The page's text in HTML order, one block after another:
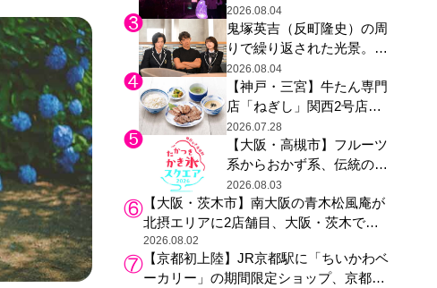
チームラボが「夏休みの自
由研究の課題に」と「ボタ
ニカルガーデン 大阪」へ招
待
2026.08.04
鬼塚英吉（反町隆史）の周
りで繰り返された光景。ド
ラマ『GTO』第３話で光っ
た演出の巧みさ
2026.08.04
【神戸・三宮】牛たん専門
店「ねぎし」関西2号店が
登場、ファンら「8月が待
ち遠しい」と早くから注目
2026.07.28
【大阪・高槻市】フルーツ
系からおかず系、伝統の天
然氷まで人気店が集結、高
槻阪急スクエアで「かき
氷」祭り
2026.08.03
【大阪・茨木市】南大阪の青木松風庵が
北摂エリアに2店舗目、大阪・茨木で
も“焼きたて”の月化粧が食べられる
2026.08.02
【京都初上陸】JR京都駅に「ちいかわベ
ーカリー」の期間限定ショップ、京都の